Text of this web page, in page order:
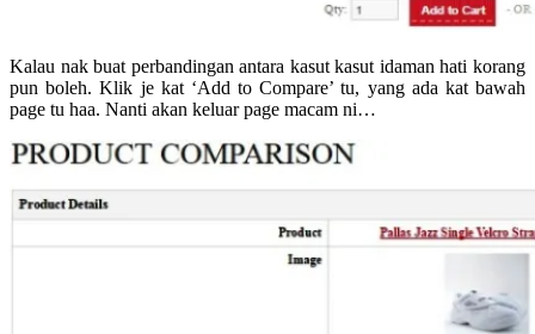
Kalau nak buat perbandingan antara kasut kasut idaman hati korang
pun boleh. Klik je kat ‘Add to Compare’ tu, yang ada kat bawah
page tu haa. Nanti akan keluar page macam ni…